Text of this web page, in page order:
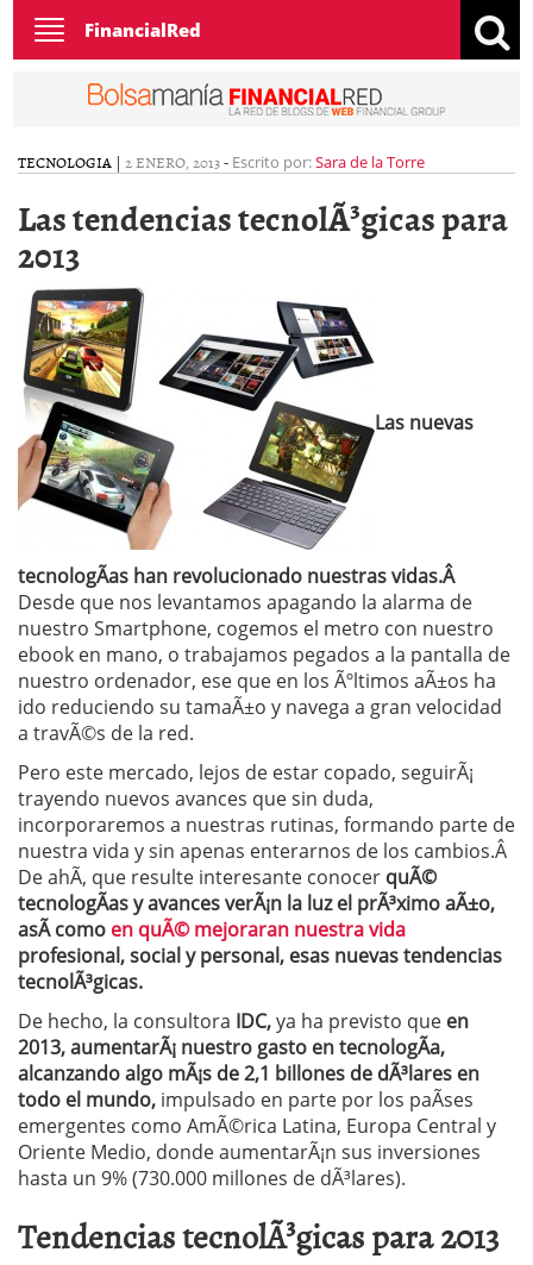
Toggle
navigation
FinancialRed
TECNOLOGIA | 2 ENERO, 2013- Escrito por:Sara de la Torre
Las tendencias tecnolÃ³gicas para
2013
Las nuevas
tecnologÃ­as han revolucionado nuestras vidas.Â
Desde que nos levantamos apagando la alarma de
nuestro Smartphone, cogemos el metro con nuestro
ebook en mano, o trabajamos pegados a la pantalla de
nuestro ordenador, ese que en los Ãºltimos aÃ±os ha
ido reduciendo su tamaÃ±o y navega a gran velocidad
a travÃ©s de la red.
Pero este mercado, lejos de estar copado, seguirÃ¡
trayendo nuevos avances que sin duda,
incorporaremos a nuestras rutinas, formando parte de
nuestra vida y sin apenas enterarnos de los cambios.Â
De ahÃ­, que resulte interesante conocer quÃ©
tecnologÃ­as y avances verÃ¡n la luz el prÃ³ximo aÃ±o,
asÃ­ como en quÃ© mejoraran nuestra vida
profesional, social y personal, esas nuevas tendencias
tecnolÃ³gicas.
De hecho, la consultora IDC,ya ha previsto que en
2013, aumentarÃ¡ nuestro gasto en tecnologÃ­a,
alcanzando algo mÃ¡s de 2,1 billones de dÃ³lares en
todo el mundo, impulsado en parte por los paÃ­ses
emergentes como AmÃ©rica Latina, Europa Central y
Oriente Medio, donde aumentarÃ¡n sus inversiones
hasta un 9% (730.000 millones de dÃ³lares).
Tendencias tecnolÃ³gicas para 2013